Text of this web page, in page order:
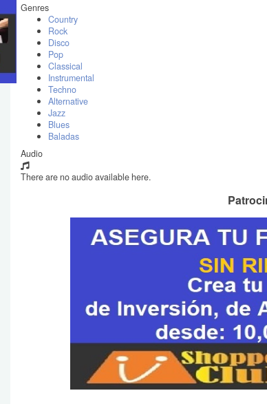
Genres
Country
Rock
Disco
Pop
Classical
Instrumental
Techno
Alternative
Jazz
Blues
Baladas
Audio
There are no audio available here.